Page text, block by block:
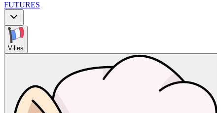
FUTURES
Villes